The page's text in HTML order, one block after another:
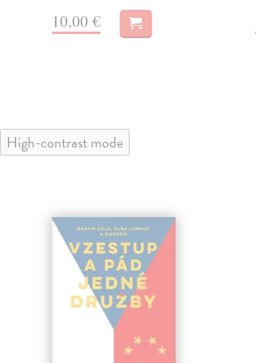
10,00 €
High-contrast mode